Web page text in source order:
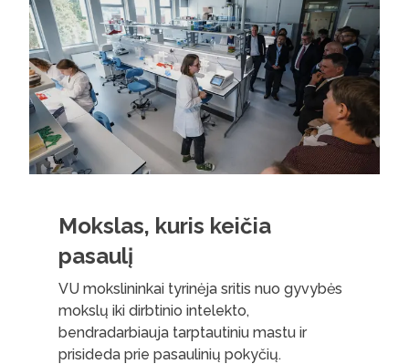
Mokslas, kuris keičia
pasaulį
VU mokslininkai tyrinėja sritis nuo gyvybės
mokslų iki dirbtinio intelekto,
bendradarbiauja tarptautiniu mastu ir
prisideda prie pasaulinių pokyčių.